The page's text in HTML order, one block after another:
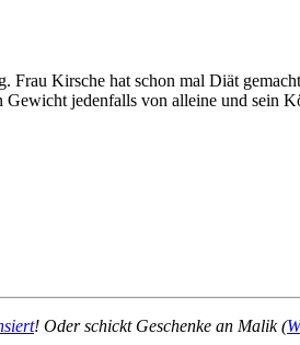
Frau Kirsche hat schon mal Diät
Gewicht jedenfalls von alleine und sein
! Oder schickt Geschenke an Malik (